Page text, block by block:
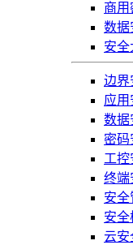
商
数据
安全
边界
应用
数据
密码
工控
终端
安全
安全
云安